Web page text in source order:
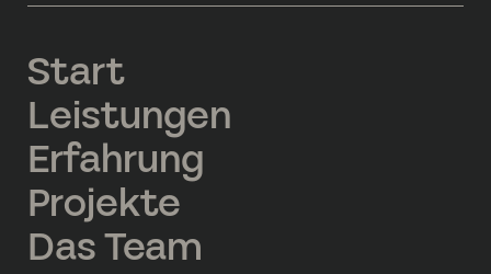
Start
Leistungen
Erfahrung
Projekte
Das Team